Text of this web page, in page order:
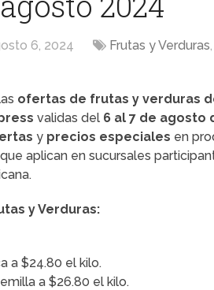
6, 2024 Frutas y Verduras,
ofertas de frutas y verduras
validas del 6 al 7 de agosto
y precios especiales en
aplican en sucursales
y Verduras:
a $24.80 el kilo.
a $26.80 el kilo.